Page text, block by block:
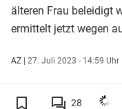
älteren Frau beleidigt
ermittelt jetzt wegen
AZ | 27. Juli 2023 - 14:59 Uhr
28